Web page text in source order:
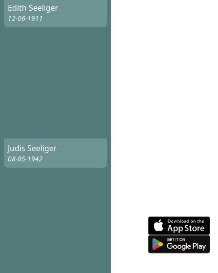
Edith Seeliger
12-06-1911
Judis Seeliger
08-05-1942